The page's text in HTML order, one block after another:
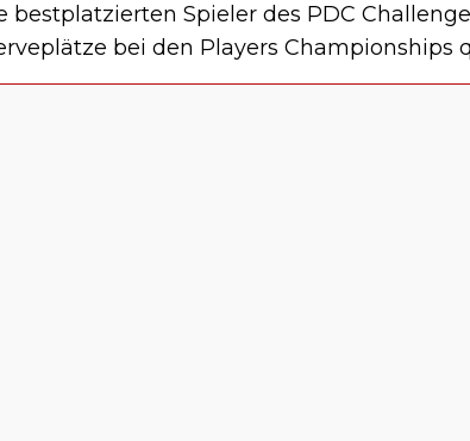
bestplatzierten Spieler des PDC
bei den Players Championships